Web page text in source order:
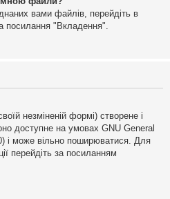
вами файлів, перейдіть в
посилання "Вкладення".
незміненій формі) створене і
доступне на умовах GNU General
і може вільно поширюватися. Для
перейдіть за посиланням